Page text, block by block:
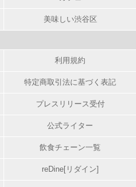
美味しい渋谷区
利用規約
特定商取引法に基づく表記
プレスリリース受付
公式ライター
飲食チェーン一覧
reDine[リダイン]